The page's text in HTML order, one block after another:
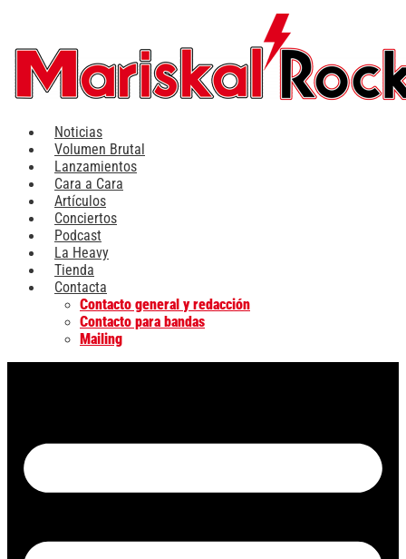
contenido
Noticias
Volumen Brutal
Lanzamientos
Cara a Cara
Artículos
Conciertos
Podcast
La Heavy
Tienda
Contacta
Contacto general y redacción
Contacto para bandas
Mailing